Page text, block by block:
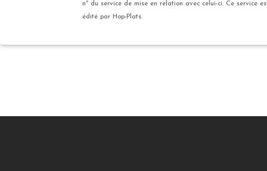
n° du service de mise en relation avec celui-ci. Ce service
édité par Hop-Plats.